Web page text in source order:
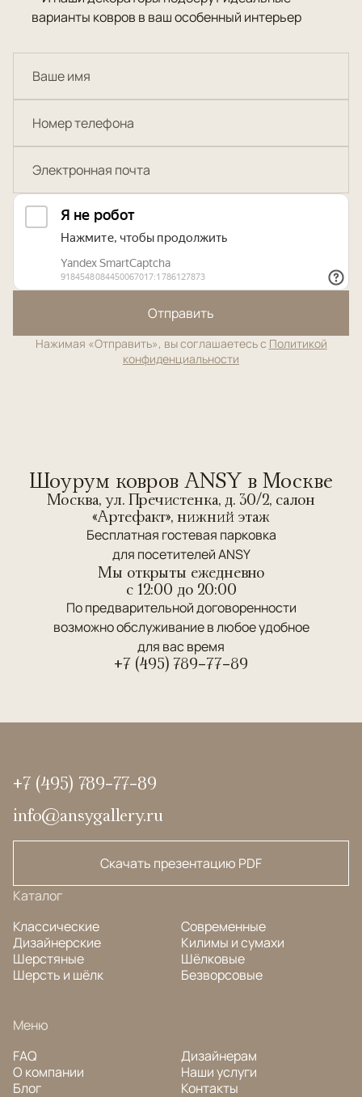
варианты ковров в ваш особенный интерьер
Отправить
Нажимая «Отправить», вы соглашаетесь с Политикой
конфиденциальности
Шоурум ковров ANSY в Москве
Москва, ул. Пречистенка, д. 30/2, салон
«Артефакт», нижний этаж
Бесплатная гостевая парковка
для посетителей ANSY
Мы открыты ежедневно
c 12:00 до 20:00
По предварительной договоренности
возможно обслуживание в любое удобное
для вас время
+7 (495) 789-77-89
+7 (495) 789-77-89
info@ansygallery.ru
Скачать презентацию PDF
Каталог
Классические
Дизайнерские
Шерстяные
Шерсть и шёлк
Современные
Килимы и сумахи
Шёлковые
Безворсовые
Меню
FAQ
О компании
Блог
Дизайнерам
Наши услуги
Контакты